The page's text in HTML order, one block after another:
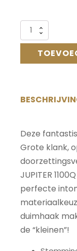
Jupiter
JSS1100Q
sopraansaxofoon
Alternative:
Deze
Grote klank,
JUPITER
perfecte
duimhaak
de “kleinen”!